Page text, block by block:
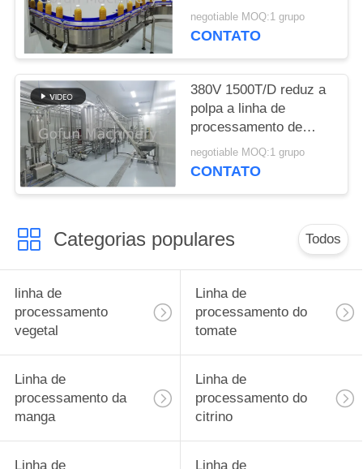
POLÍTICA
DE
PRIVACIDADE
bebida 600T/D
negotiable MOQ:1 grupo
CONTATO
380V 1500T/D reduz a
polpa a linha de
processamento de
mistura da bebida
negotiable MOQ:1 grupo
CONTATO
Categorias populares Todos
linha de
processamento
vegetal
Linha de
processamento do
tomate
Linha de
processamento da
manga
Linha de
processamento do
citrino
Linha de Linha de